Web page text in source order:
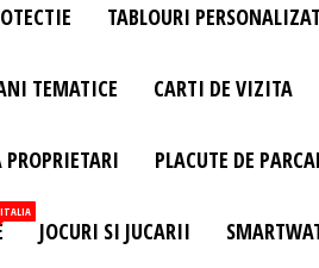
TABLOURI
TEMATICE CARTI DE VIZITA
PLACUTE DE
ITALIA
JOCURI SI JUCARII